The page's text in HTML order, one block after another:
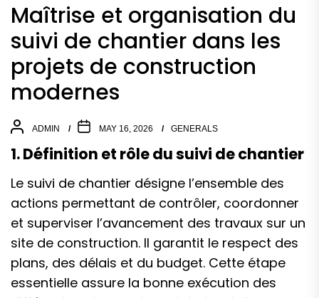
Maîtrise et organisation du
suivi de chantier dans les
projets de construction
modernes
ADMIN MAY 16, 2026 GENERALS
1. Définition et rôle du suivi de chantier
Le suivi de chantier désigne l’ensemble des
actions permettant de contrôler, coordonner
et superviser l’avancement des travaux sur un
site de construction. Il garantit le respect des
plans, des délais et du budget. Cette étape
essentielle assure la bonne exécution des